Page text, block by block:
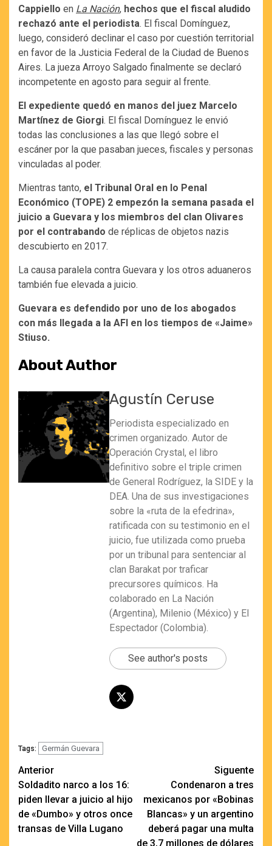
Cappiello en La Nación, hechos que el fiscal aludido
rechazó ante el periodista. El fiscal Domínguez,
luego, consideró declinar el caso por cuestión territorial
en favor de la Justicia Federal de la Ciudad de Buenos
Aires. La jueza Arroyo Salgado finalmente se declaró
incompetente en agosto para seguir al frente.
El expediente quedó en manos del juez Marcelo
Martínez de Giorgi. El fiscal Domínguez le envió
todas las conclusiones a las que llegó sobre el
escáner por la que pasaban jueces, fiscales y personas
vinculadas al poder.
Mientras tanto, el Tribunal Oral en lo Penal
Económico (TOPE) 2 empezón la semana pasada el
juicio a Guevara y los miembros del clan Olivares
por el contrabando de réplicas de objetos nazis
descubierto en 2017.
La causa paralela contra Guevara y los otros aduaneros
también fue elevada a juicio.
Guevara es defendido por uno de los abogados
con más llegada a la AFI en los tiempos de «Jaime»
Stiuso.
About Author
Agustín Ceruse
Periodista especializado en
crimen organizado. Autor de
Operación Crystal, el libro
definitivo sobre el triple crimen
de General Rodríguez, la SIDE y la
DEA. Una de sus investigaciones
sobre la «ruta de la efedrina»,
ratificada con su testimonio en el
juicio, fue utilizada como prueba
por un tribunal para sentenciar al
clan Barakat por traficar
precursores químicos. Ha
colaborado en La Nación
(Argentina), Milenio (México) y El
Espectador (Colombia).
See author's posts
Tags: Germán Guevara
Navegación
de
entradas
Anterior
Soldadito narco a los 16:
piden llevar a juicio al hijo
de «Dumbo» y otros once
transas de Villa Lugano
Siguente
Condenaron a tres
mexicanos por «Bobinas
Blancas» y un argentino
deberá pagar una multa
de 3,7 millones de dólares